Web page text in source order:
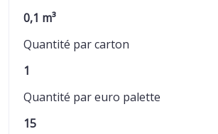
0,1 m³
Quantité par carton
1
Quantité par euro palette
15